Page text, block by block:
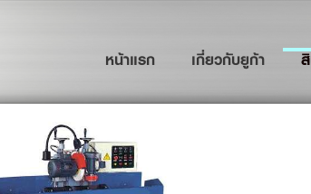
หน้าแรก(current)เกี่ยวกับยูก้า